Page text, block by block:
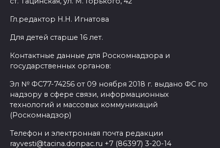
Гл.редактор Н.Н. Игнатова
Для детей старше 16 лет.
Контактные данные для Роскомнадзора и
государственных органов:
Эл № ФС77-74256 от 09 ноября 2018 г. выдано ФС по
надзору в сфере связи, информационных
технологий и массовых коммуникаций
(Роскомнадзор)
Телефон и электронная почта редакции
rayvesti@tacina.donpac.ru +7 (86397) 3-20-14